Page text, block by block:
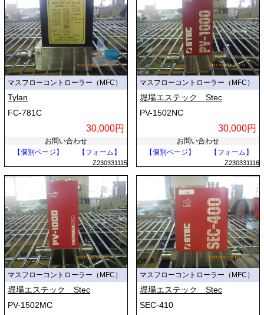
マスフローコントローラー（MFC）
Tylan
FC-781C
30,000円
お問い合わせ
【個別ページ】
【フォーム】
Z230331115
マスフローコントローラー（MFC）
堀場エステック Stec
PV-1502NC
30,000円
お問い合わせ
【個別ページ】
【フォーム】
Z230331116
マスフローコントローラー（MFC）
堀場エステック Stec
PV-1502MC
マスフローコントローラー（MFC）
堀場エステック Stec
SEC-410